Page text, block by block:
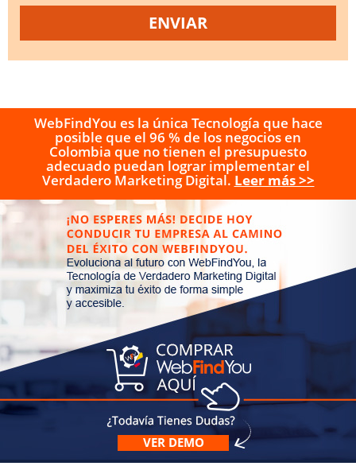
WebFindYou es la única Tecnología que hace
posible que el 96 % de los negocios en
Colombia que no tienen el presupuesto
adecuado puedan lograr implementar el
Verdadero Marketing Digital. Leer más >>
VER DEMO